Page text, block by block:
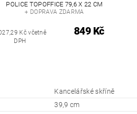
POLICE TOPOFFICE 79,6 X 22 CM
+ DOPRAVA ZDARMA
Kč včetně
DPH
849 Kč
Kancelářské skříně
39,9 cm